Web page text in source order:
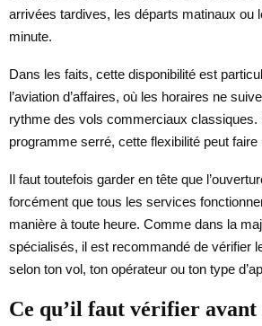
arrivées tardives, les départs matinaux ou
minute.
Dans les faits, cette disponibilité est
l’aviation d’affaires, où les horaires ne
rythme des vols commerciaux classiques.
programme serré, cette flexibilité peut faire
Il faut toutefois garder en tête que
forcément que tous les services
manière à toute heure. Comme dans la
spécialisés, il est recommandé de vérifier
selon ton vol, ton opérateur ou ton type
Ce qu’il faut vérifier